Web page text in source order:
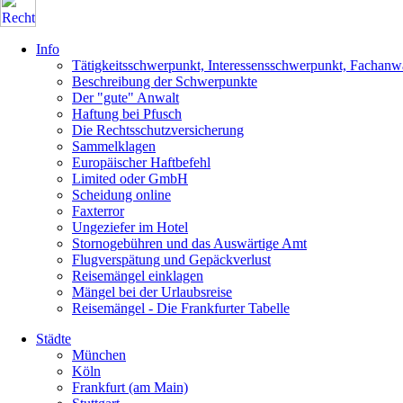
Info
Tätigkeitsschwerpunkt, Interessensschwerpunkt,
Beschreibung der Schwerpunkte
Der "gute" Anwalt
Haftung bei Pfusch
Die Rechtsschutzversicherung
Sammelklagen
Europäischer Haftbefehl
Limited oder GmbH
Scheidung online
Faxterror
Ungeziefer im Hotel
Stornogebühren und das Auswärtige Amt
Flugverspätung und Gepäckverlust
Reisemängel einklagen
Mängel bei der Urlaubsreise
Reisemängel - Die Frankfurter Tabelle
Städte
München
Köln
Frankfurt (am Main)